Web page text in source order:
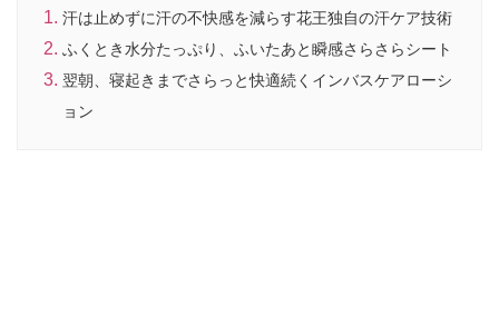
汗は止めずに汗の不快感を減らす花王独自の汗ケア技術
ふくとき水分たっぷり、ふいたあと瞬感さらさらシート
翌朝、寝起きまでさらっと快適続くインバスケアローシ
ョン